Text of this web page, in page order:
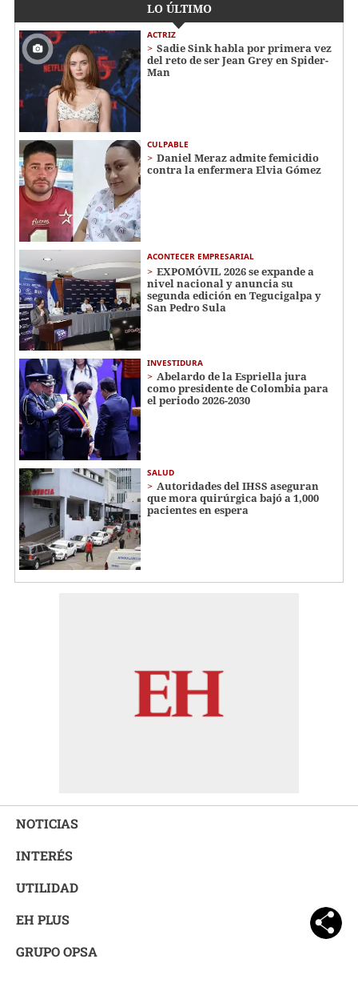
LO ÚLTIMO
ACTRIZ
Sadie Sink habla por primera vez
del reto de ser Jean Grey en Spider-
Man
CULPABLE
Daniel Meraz admite femicidio
contra la enfermera Elvia Gómez
ACONTECER EMPRESARIAL
EXPOMÓVIL 2026 se expande a
nivel nacional y anuncia su
segunda edición en Tegucigalpa y
San Pedro Sula
INVESTIDURA
Abelardo de la Espriella jura
como presidente de Colombia para
el periodo 2026-2030
SALUD
Autoridades del IHSS aseguran
que mora quirúrgica bajó a 1,000
pacientes en espera
NOTICIAS
INTERÉS
UTILIDAD
EH PLUS
GRUPO OPSA